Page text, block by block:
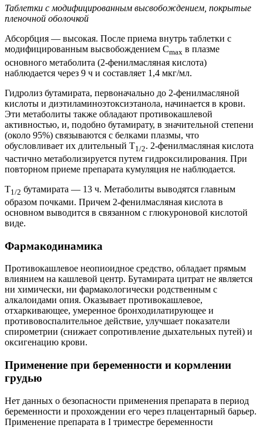
Таблетки с модифицированным высвобождением, покрытые
пленочной оболочкой
Абсорбция — высокая. После приема внутрь таблетки с
модифицированным высвобождением Cmax в плазме
основного метаболита (2-фенилмасляная кислота)
наблюдается через 9 ч и составляет 1,4 мкг/мл.
Гидролиз бутамирата, первоначально до 2-фенилмасляной
кислоты и диэтиламиноэтоксиэтанола, начинается в крови.
Эти метаболиты также обладают противокашлевой
активностью, и, подобно бутамирату, в значительной степени
(около 95%) связываются с белками плазмы, что
обусловливает их длительный T1/2. 2-фенилмасляная кислота
частично метаболизируется путем гидроксилирования. При
повторном приеме препарата кумуляция не наблюдается.
T1/2 бутамирата — 13 ч. Метаболиты выводятся главным
образом почками. Причем 2-фенилмасляная кислота в
основном выводится в связанном с глюкуроновой кислотой
виде.
Фармакодинамика
Противокашлевое неопиоидное средство, обладает прямым
влиянием на кашлевой центр. Бутамирата цитрат не является
ни химически, ни фармакологически родственным с
алкалоидами опия. Оказывает противокашлевое,
отхаркивающее, умеренное бронходилатирующее и
противовоспалительное действие, улучшает показатели
спирометрии (снижает сопротивление дыхательных путей) и
оксигенацию крови.
Применение при беременности и кормлении
грудью
Нет данных о безопасности применения препарата в период
беременности и прохождении его через плацентарный барьер.
Применение препарата в I триместре беременности